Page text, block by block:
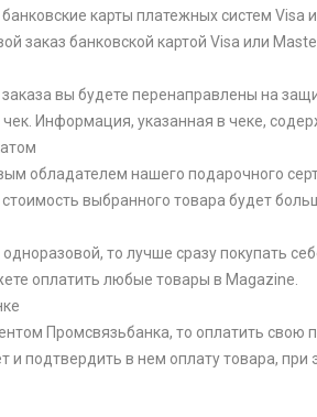
карты платежных систем Visa
заказ банковской картой Visa или
вы будете перенаправлены на
Информация, указанная в чеке,
обладателем нашего подарочного
выбранного товара будет
одноразовой, то лучше сразу покупать
оплатить любые товары в Magazine.
Промсвязьбанка, то оплатить
и подтвердить в нем оплату товара,